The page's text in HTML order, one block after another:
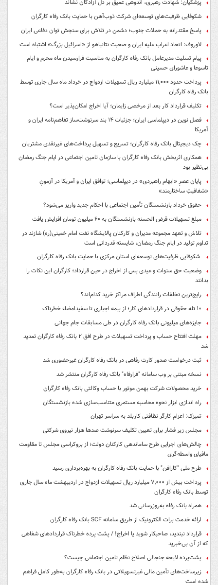
پزشکیان: شهادت رهبری، اندوهی عمیق بر دل آزادگان نشاند
شکوفایی ظرفیت‌های توسعه‌ای شرکت ذوب‌آهن با حمایت‌ بانک رفاه کارگران
پاسخ مقتدرانه به حملات جنوب؛ دشمن در تلاش برای سنجش توان دفاعی ایران
لاوروف: اتحاد اعراب علیه ایران و صحبت نتانیاهو از «اسرائیل بزرگ» اشتباه است
پیام تسلیت مدیرعامل بانک رفاه کارگران به مناسبت فرارسیدن ماه محرم و ایام
تاسوعا و عاشورای حسینی
پرداخت حدود ۱۱,۰۰۰ میلیارد ریال تسهیلات ازدواج در خرداد ماه سال جاری توسط
بانک رفاه کارگران
تکلیف قرارداد کار بعد از مرخصی زایمان؛ آیا اخراج امکان‌پذیر است؟
فصل نوین در دیپلماسی ایران؛ جزئیات ۱۴ بند سرنوشت‌ساز تفاهم‌نامه ایران و
آمریکا
چک دیجیتال بانک رفاه کارگران؛ تسریع و تسهیل پرداخت‌های غیرنقدی مشتریان
همکاری اثربخش بانک رفاه کارگران با سازمان تامین اجتماعی در ایام جنگ رمضان
بی‌نظیر بود
پایان عصرِ «ابهام راهبردی» در دیپلماسی؛ توافق ایران و آمریکا در آزمونِ
«شفافیتِ ساختارمند»
حقوق خرداد بازنشستگان تأمین اجتماعی با احکام جدید واریز می‌شود؟
مبلغ تسهیلات قرض الحسنه بازنشستگان به ۶۰ میلیون تومان افزایش یافت
تلاش و تعهد مجموعه مدیران و کارکنان پالایشگاه نفت امام خمینی(ره) شازند در
تداوم تولید در ایام جنگ رمضان، شایسته قدردانی است
شکوفایی ظرفیت‌های توسعه‌ای استان مرکزی با حمایت بانک رفاه کارگران
وضعیت حق سنوات و عیدی پس از اخراج در حین قرارداد؛ کارگران این نکات را
بدانند
رایج‌ترین تخلفات رانندگی اطراف مراکز خرید کدام‌اند؟
۱۰ تله حقوقی در قراردادهای کار؛ از بیمه اجباری تا سفیدامضاء خطرناک
جایزه‌های میلیونی بانک رفاه کارگران در طی مسابقات جام جهانی
مهلت افتتاح حساب و پرداخت تسهیلات در طرح افق ۲ بانک رفاه کارگران تمدید
شد
ثبت درخواست صدور کارت رفاهی در بانک رفاه کارگران غیرحضوری شد
نسخه مبتنی بر وب سامانه "فرارفاه" بانک رفاه کارگران منتشر شد
خرید محصولات شرکت بهمن موتور با حساب وکالتی بانک رفاه کارگران
راه اندازی ابزار نحوه محاسبه مستمری متناسب‌سازی شده بازنشستگان
تمیزک: اعزام کارگر نظافتی کاربلد به سراسر تهران
مجلس زیر فشار برای تعیین تکلیف سرنوشت صدها هزار نیروی شرکتی
چالش‌های اجرایی طرح ساماندهی کارکنان دولت؛ از بروکراسی مجلس تا مقاومت
مافیای واسطه‌گری
طرح ملی "کارافن" با حمایت بانک رفاه کارگران به بهره‌برداری رسید
پرداخت بیش از ۷,۰۰۰ میلیارد ریال تسهیلات ازدواج در اردیبهشت ماه سال جاری
توسط بانک رفاه کارگران
همراه بانک رفاه به‌روزرسانی شد
ارائه خدمت برات الکترونیک از طریق سامانه SCF بانک رفاه کارگران
قرارداد نبندید، صاحبکار شوید یا اخراج! / پشت پرده خطرناک قراردادهای شفاهی
که از آن بی‌خبرید
پشت‌پرده لایحه جنجالی اصلاح نظام تامین اجتماعی چیست؟
زیرساخت‌های تأمین مالی غیرتسهیلاتی در بانک رفاه کارگران به‌طور کامل فراهم
شده است